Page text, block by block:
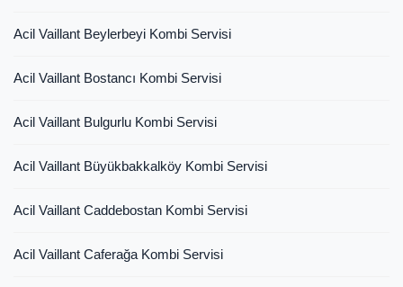
Acil Vaillant Beylerbeyi Kombi Servisi
Acil Vaillant Bostancı Kombi Servisi
Acil Vaillant Bulgurlu Kombi Servisi
Acil Vaillant Büyükbakkalköy Kombi Servisi
Acil Vaillant Caddebostan Kombi Servisi
Acil Vaillant Caferağa Kombi Servisi